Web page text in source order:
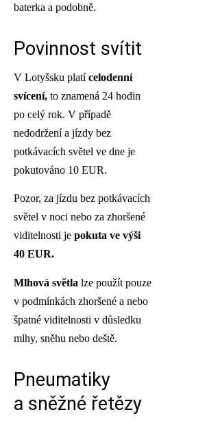
baterka a podobně.
Povinnost svítit
V Lotyšsku platícelodenní
svícení, to znamená 24 hodin
po celý rok. V případě
nedodržení a jízdy bez
potkávacích světel ve dne je
pokutováno 10 EUR.
Pozor, za jízdu bez potkávacích
světel v noci nebo za zhoršené
viditelnosti je pokuta ve výši
40 EUR.
Mlhová světla lze použít pouze
v podmínkách zhoršené a nebo
špatné viditelnosti v důsledku
mlhy, sněhu nebo deště.
Pneumatiky
a sněžné řetězy